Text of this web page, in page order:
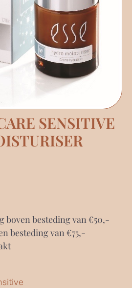
SENSITIVE
boven besteding van €50,-
besteding van €75,-